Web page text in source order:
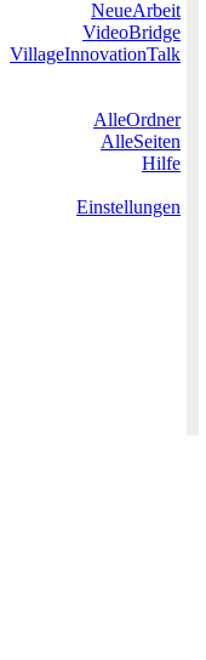
NeueArbeit
VideoBridge
VillageInnovationTalk
AlleOrdner
AlleSeiten
Hilfe
Einstellungen